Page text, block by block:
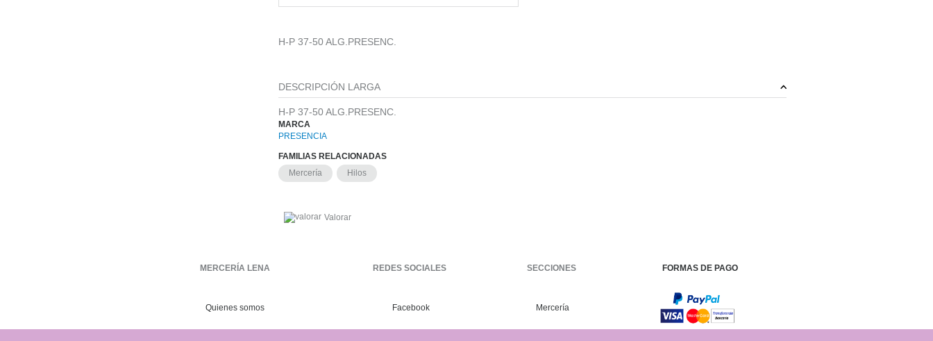
H-P 37-50 ALG.PRESENC.
DESCRIPCIÓN LARGA
H-P 37-50 ALG.PRESENC.
MARCA
PRESENCIA
FAMILIAS RELACIONADAS
Mercería
Hilos
Valorar
MERCERÍA LENA REDES SOCIALES SECCIONES FORMAS DE PAGO
Quienes somos Facebook Mercería